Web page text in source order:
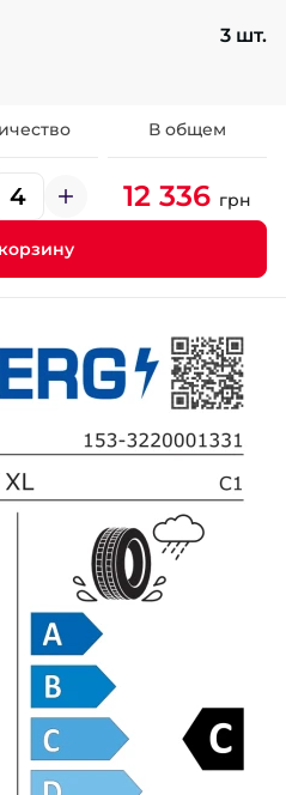
3 шт.
В общем
12 336 грн